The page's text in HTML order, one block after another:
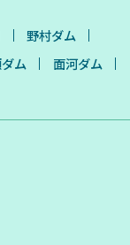
野村ダム
ム
面河ダム